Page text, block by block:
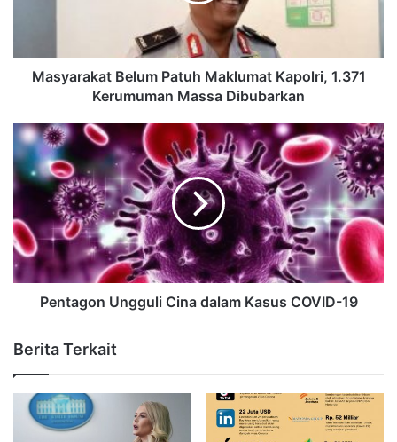
Masyarakat Belum Patuh Maklumat Kapolri, 1.371
Kerumuman Massa Dibubarkan
Pentagon Ungguli Cina dalam Kasus COVID-19
Berita Terkait